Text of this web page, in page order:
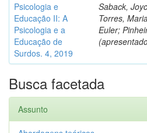
Psicologia e
Educação II: A
Psicologia e a
Educação de
Surdos. 4, 2019
Saback,
Torres,
Euler;
Busca facetada
Assunto